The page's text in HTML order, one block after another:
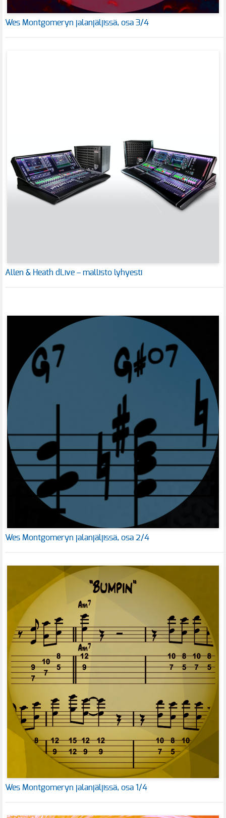
Wes Montgomeryn jalanjäljissä, osa 3/4
Allen & Heath dLive – mallisto lyhyesti
Wes Montgomeryn jalanjäljissä, osa 2/4
Wes Montgomeryn jalanjäljissä, osa 1/4